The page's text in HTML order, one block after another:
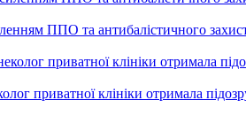
ППО та антибалістичного
приватної клініки отримала